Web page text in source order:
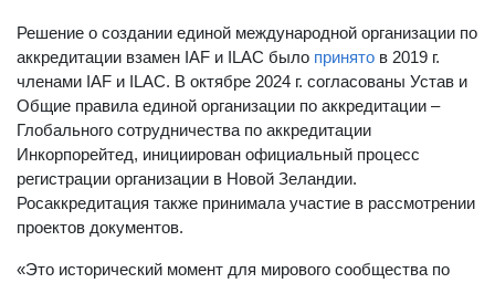
Решение о создании единой международной организации по
аккредитации взамен IAF и ILAC было принято в 2019 г.
членами IAF и ILAC. В октябре 2024 г. согласованы Устав и
Общие правила единой организации по аккредитации –
Глобального сотрудничества по аккредитации
Инкорпорейтед, инициирован официальный процесс
регистрации организации в Новой Зеландии.
Росаккредитация также принимала участие в рассмотрении
проектов документов.
«Это исторический момент для мирового сообщества по